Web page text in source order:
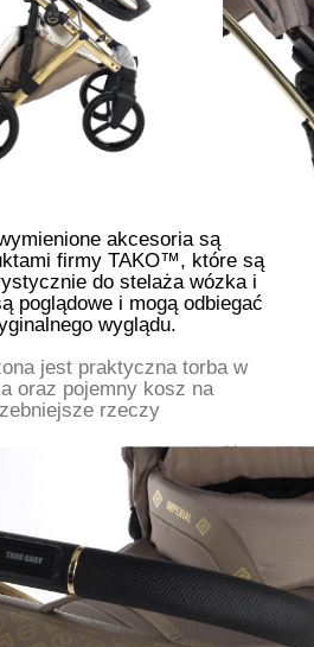
akcesoria są
firmy TAKO™, które są
do stelaża wózka i
poglądowe i mogą odbiegać
wyglądu.
jest praktyczna torba w
oraz pojemny kosz na
rzeczy